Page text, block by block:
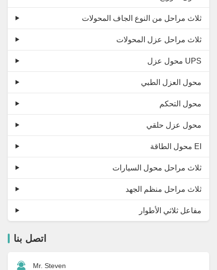
ثلاث مراحل من النوع الجاف المحولات
ثلاث مراحل عزل المحولات
محول عزل UPS
محول العزل الطبي
محول التحكم
محول عزل حلقي
محول الطاقة EI
ثلاث مراحل محول السيارات
ثلاث مراحل منظم الجهد
مفاعل ثلاثي الأطوار
اتصل بنا
Mr. Steven